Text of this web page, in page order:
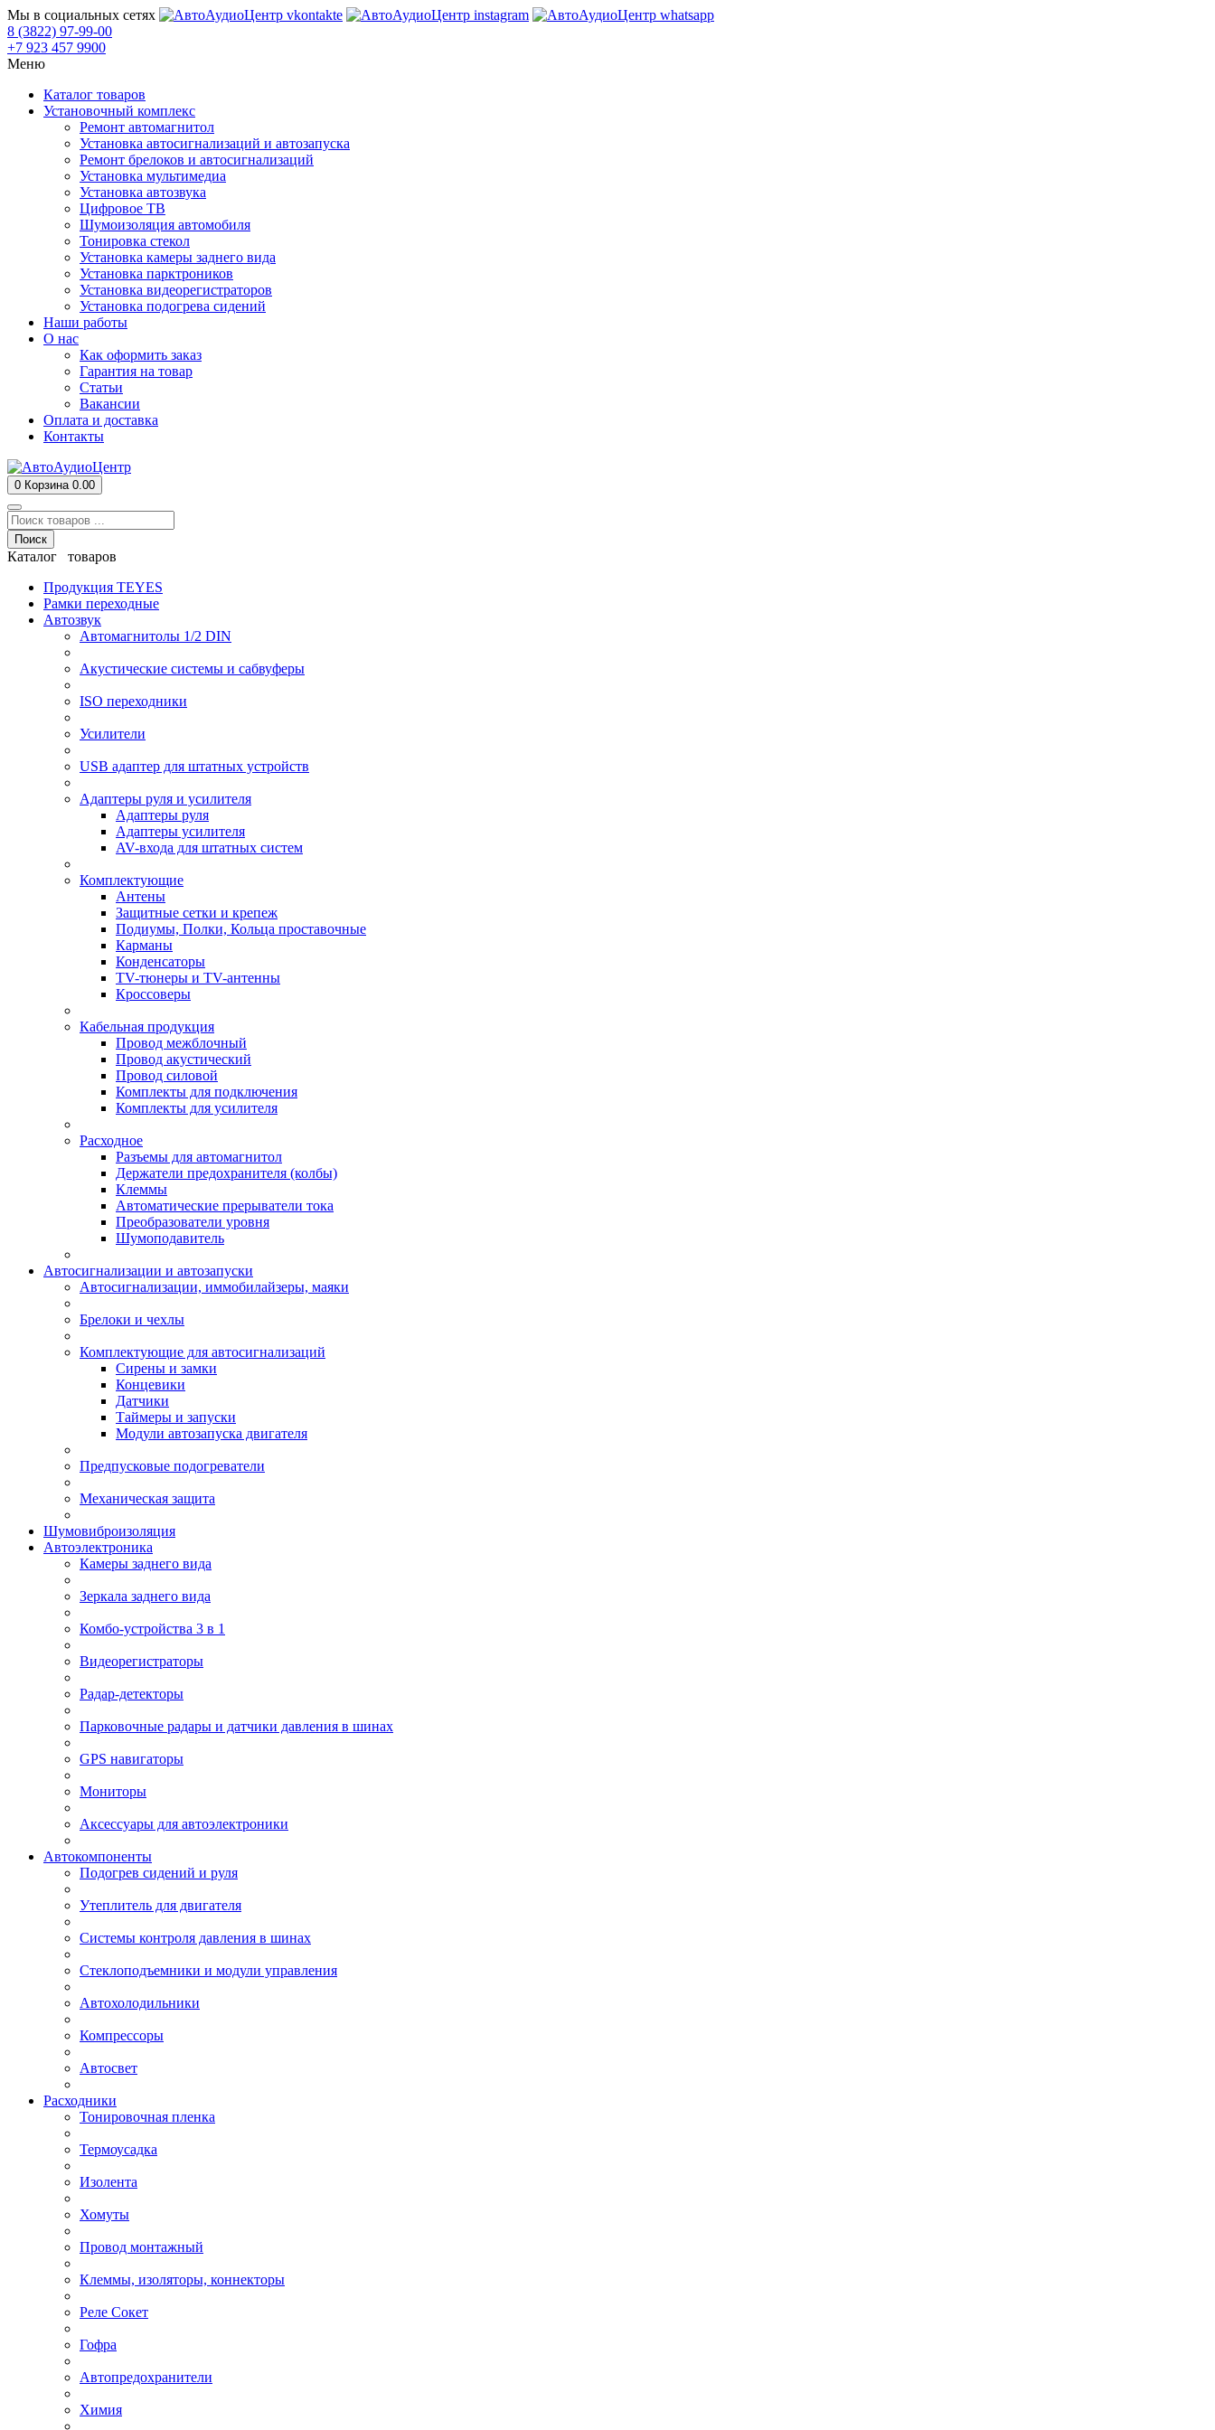
Мы в социальных сетях
8 (3822) 97-99-00
+7 923 457 9900
Меню
Каталог товаров
Установочный комплекс
Ремонт автомагнитол
Установка автосигнализаций и автозапуска
Ремонт брелоков и автосигнализаций
Установка мультимедиа
Установка автозвука
Цифровое ТВ
Шумоизоляция автомобиля
Тонировка стекол
Установка камеры заднего вида
Установка парктроников
Установка видеорегистраторов
Установка подогрева сидений
Наши работы
О нас
Как оформить заказ
Гарантия на товар
Статьи
Вакансии
Оплата и доставка
Контакты
0 Корзина 0.00
Поиск
Каталог товаров
Продукция TEYES
Рамки переходные
Автозвук
Автомагнитолы 1/2 DIN
Акустические системы и сабвуферы
ISO переходники
Усилители
USB адаптер для штатных устройств
Адаптеры руля и усилителя
Адаптеры руля
Адаптеры усилителя
AV-входа для штатных систем
Комплектующие
Антены
Защитные сетки и крепеж
Подиумы, Полки, Кольца проставочные
Карманы
Конденсаторы
TV-тюнеры и TV-антенны
Кроссоверы
Кабельная продукция
Провод межблочный
Провод акустический
Провод силовой
Комплекты для подключения
Комплекты для усилителя
Расходное
Разъемы для автомагнитол
Держатели предохранителя (колбы)
Клеммы
Автоматические прерыватели тока
Преобразователи уровня
Шумоподавитель
Автосигнализации и автозапуски
Автосигнализации, иммобилайзеры, маяки
Брелоки и чехлы
Комплектующие для автосигнализаций
Сирены и замки
Концевики
Датчики
Таймеры и запуски
Модули автозапуска двигателя
Предпусковые подогреватели
Механическая защита
Шумовиброизоляция
Автоэлектроника
Камеры заднего вида
Зеркала заднего вида
Комбо-устройства 3 в 1
Видеорегистраторы
Радар-детекторы
Парковочные радары и датчики давления в шинах
GPS навигаторы
Мониторы
Аксессуары для автоэлектроники
Автокомпоненты
Подогрев сидений и руля
Утеплитель для двигателя
Системы контроля давления в шинах
Стеклоподъемники и модули управления
Автохолодильники
Компрессоры
Автосвет
Расходники
Тонировочная пленка
Термоусадка
Изолента
Хомуты
Провод монтажный
Клеммы, изоляторы, коннекторы
Реле Сокет
Гофра
Автопредохранители
Химия